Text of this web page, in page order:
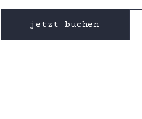
jetzt buchen